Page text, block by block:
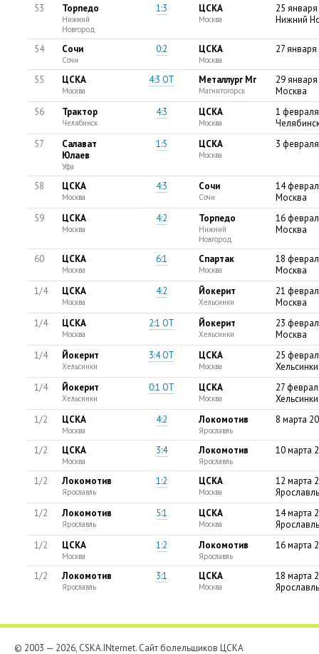
53 Торпедо
Нижний
Новгород
1:3 ЦСКА
Москва
25
Нижний
54 Сочи
Сочи
0:2 ЦСКА
Москва
27
55 ЦСКА
Москва
4:3 ОТ Металлург Мг
Магнитогорск
29
Москва
56
Трактор
Челябинск
4:3 ЦСКА
Москва
1
57
Салават
Юлаев
Уфа
1:5 ЦСКА
Москва
3
58 ЦСКА
Москва
4:3 Сочи
Сочи
14
Москва
59
ЦСКА
Москва
4:2 Торпедо
Нижний
Новгород
16
Москва
60 ЦСКА
Москва
6:1 Спартак
Москва
18
Москва
1/4
ЦСКА
Москва
4:2 Йокерит
Хельсинки
21
Москва
1/4
ЦСКА
Москва
2:1 ОТ Йокерит
Хельсинки
23
Москва
1/4
Йокерит
Хельсинки
3:4 ОТ ЦСКА
Москва
25
Хельсинки
1/4
Йокерит
Хельсинки
0:1 ОТ ЦСКА
Москва
27
Хельсинки
1/2
ЦСКА
Москва
4:2 Локомотив
Ярославль
8 марта
1/2 ЦСКА
Москва
3:4 Локомотив
Ярославль
10 марта
1/2 Локомотив
Ярославль
1:2 ЦСКА
Москва
12 марта
Ярославль
1/2
Локомотив
Ярославль
5:1 ЦСКА
Москва
14 марта
Ярославль
1/2
ЦСКА
Москва
1:2 Локомотив
Ярославль
16 марта
1/2 Локомотив
Ярославль
3:1 ЦСКА
Москва
18 марта
Ярославль
© 2003 — 2026, CSKA.INternet. Cайт болельщиков ЦСКА